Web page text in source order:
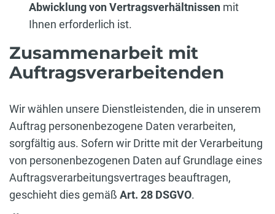
Abwicklung von Vertragsverhältnissen mit
Ihnen erforderlich ist.
Zusammenarbeit mit
Auftragsverarbeitenden
Wir wählen unsere Dienstleistenden, die in unserem
Auftrag personenbezogene Daten verarbeiten,
sorgfältig aus. Sofern wir Dritte mit der Verarbeitung
von personenbezogenen Daten auf Grundlage eines
Auftragsverarbeitungsvertrages beauftragen,
geschieht dies gemäß Art. 28 DSGVO.